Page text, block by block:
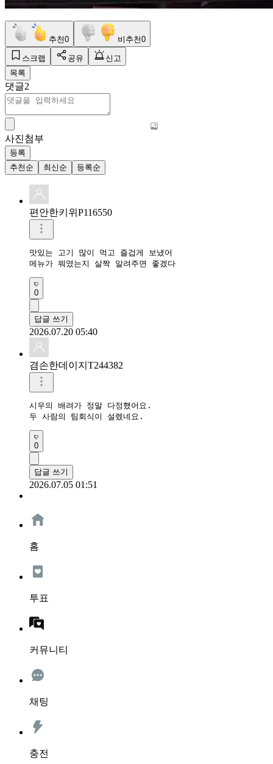
추천0 비추천0
스크랩 공유
신고
목록
댓글2
사진첨부
등록
추천순
최신순 등록순
편안한키위P116550
맛있는 고기 많이 먹고 즐겁게 보냈어
메뉴가 뭐였는지 살짝 알려주면 좋겠다
0
답글 쓰기
2026.07.20 05:40
겸손한데이지T244382
시우의 배려가 정말 다정했어요.
0
답글 쓰기
2026.07.05 01:51
홈
투표
커뮤니티
채팅
충전